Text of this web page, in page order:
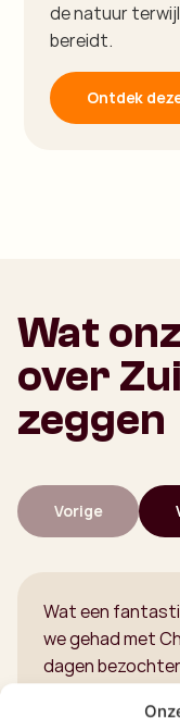
de natuur
bereidt.
Ontdek
Wat
over
zeggen
Vorige
Wat een
we gehad met
dagen